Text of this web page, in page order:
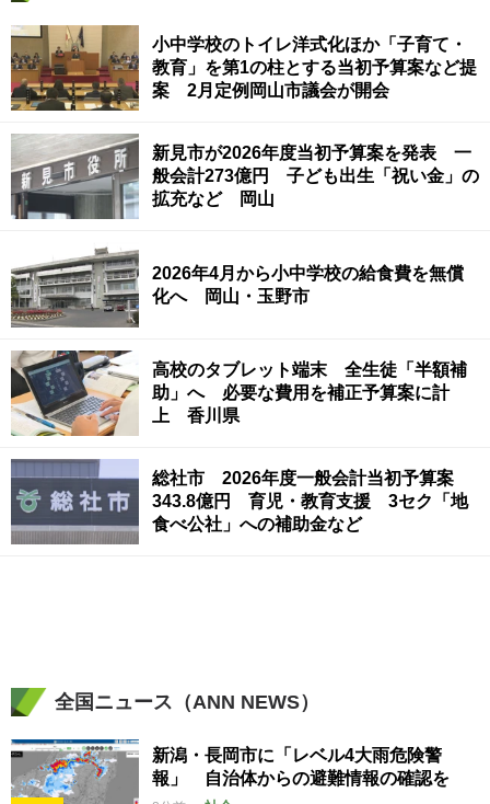
小中学校のトイレ洋式化ほか「子育て・
教育」を第1の柱とする当初予算案など提
案 2月定例岡山市議会が開会
新見市が2026年度当初予算案を発表 一
般会計273億円 子ども出生「祝い金」の
拡充など 岡山
2026年4月から小中学校の給食費を無償
化へ 岡山・玉野市
高校のタブレット端末 全生徒「半額補
助」へ 必要な費用を補正予算案に計
上 香川県
総社市 2026年度一般会計当初予算案
343.8億円 育児・教育支援 3セク「地
食べ公社」への補助金など
全国ニュース（ANN NEWS）
新潟・長岡市に「レベル4大雨危険警
報」 自治体からの避難情報の確認を